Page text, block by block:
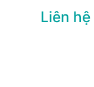
Liên hệ